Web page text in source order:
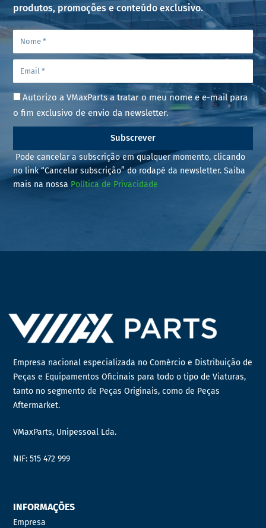
produtos, promoções e conteúdo exclusivo.
Autorizo a VMaxParts a tratar o meu nome e e-mail para
o fim exclusivo de envio da newsletter.
Subscrever
Pode cancelar a subscrição em qualquer momento, clicando
no link “Cancelar subscrição” do rodapé da newsletter. Saiba
mais na nossa Política de Privacidade
Empresa nacional especializada no Comércio e Distribuição de
Peças e Equipamentos Oficinais para todo o tipo de Viaturas,
tanto no segmento de Peças Originais, como de Peças
Aftermarket.
VMaxParts, Unipessoal Lda.
NIF: 515 472 999
INFORMAÇÕES
Empresa